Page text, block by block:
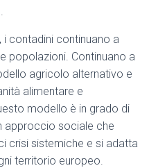
i contadini continuano a
popolazioni. Continuano a
agricolo alternativo e
alimentare e
modello è in grado di
approccio sociale che
crisi sistemiche e si adatta
territorio europeo.